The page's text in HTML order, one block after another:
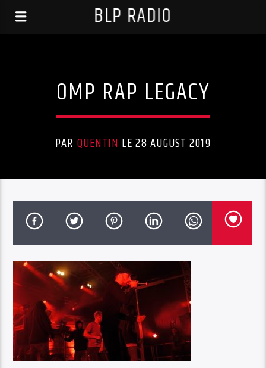
BLP RADIO
OMP RAP LEGACY
PAR QUENTIN LE 28 AUGUST 2019